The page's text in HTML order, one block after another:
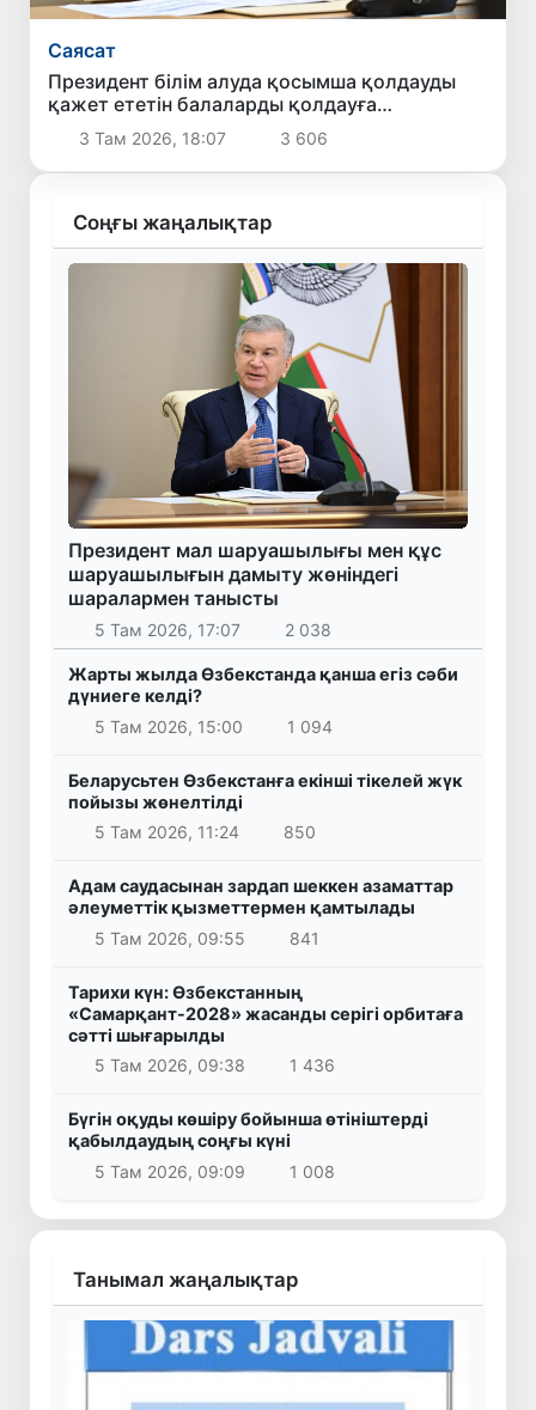
Саясат
Президент білім алуда қосымша қолдауды
қажет ететін балаларды қолдауға
бағытталған ұсыныстармен танысты
3 Там 2026, 18:07 3 606
Соңғы жаңалықтар
Президент мал шаруашылығы мен құс
шаруашылығын дамыту жөніндегі
шаралармен танысты
5 Там 2026, 17:07 2 038
Жарты жылда Өзбекстанда қанша егіз сәби
дүниеге келді?
5 Там 2026, 15:00
1 094
Беларусьтен Өзбекстанға екінші тікелей жүк
пойызы жөнелтілді
5 Там 2026, 11:24
850
Адам саудасынан зардап шеккен азаматтар
әлеуметтік қызметтермен қамтылады
5 Там 2026, 09:55
841
Тарихи күн: Өзбекстанның
«Самарқант-2028» жасанды серігі орбитаға
сәтті шығарылды
5 Там 2026, 09:38
1 436
Бүгін оқуды көшіру бойынша өтініштерді
қабылдаудың соңғы күні
5 Там 2026, 09:09
1 008
Танымал жаңалықтар